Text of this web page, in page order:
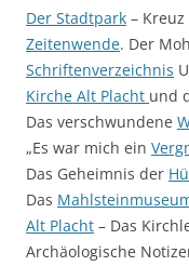
Der Stadtpark –
Zeitenwende. Der
Schriftenverzeichnis
Kirche Alt Placht und
Das verschwundene
„Es war mich ein
Das Geheimnis der
Das
Alt Placht – Das
Archäologische